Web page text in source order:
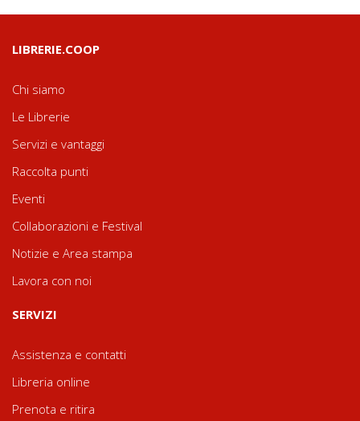
LIBRERIE.COOP
Chi siamo
Le Librerie
Servizi e vantaggi
Raccolta punti
Eventi
Collaborazioni e Festival
Notizie e Area stampa
Lavora con noi
SERVIZI
Assistenza e contatti
Libreria online
Prenota e ritira